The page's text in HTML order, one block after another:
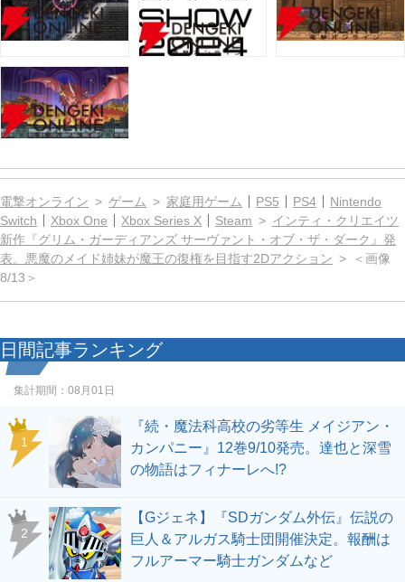
電撃オンライン ゲーム 家庭用ゲーム PS5 PS4
Nintendo
Switch
Xbox One Xbox Series X Steam
インティ・クリエイツ
新作『グリム・ガーディアンズ サーヴァント・オブ・ザ・ダーク』発
表。悪魔のメイド姉妹が魔王の復権を目指す2Dアクション
＜画像
8/13＞
日間記事ランキング
集計期間： 08月01日
1
『続・魔法科高校の劣等生 メイジアン・
カンパニー』12巻9/10発売。達也と深雪
の物語はフィナーレへ!?
2
【Gジェネ】『SDガンダム外伝』伝説の
巨人＆アルガス騎士団開催決定。報酬は
フルアーマー騎士ガンダムなど